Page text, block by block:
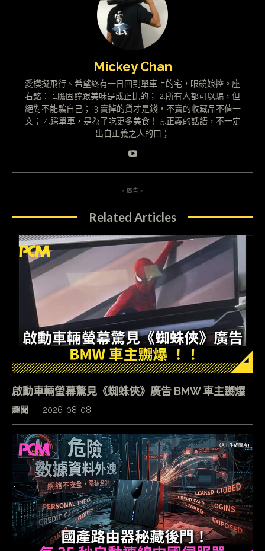
Mickey Chan
愛模擬飛行、希望終有一日回到單車上的宅，眼鏡娘控。座
右銘： 1.膽固醇跟美味是成正比的； 2.所有人都可以騙，但
絕對不能騙自己； 3.賣掉的貨才是錢，不賣的收藏品不值一
文； 4.踩單車，是為了吃更多美食！ 5.正義的話語，不一定
出自正義之人的口；
- 廣告 -
Related Articles
啟動車輛螢幕驚見《蜘蛛俠》廣告 BMW 車主嬲爆
趣聞 2026-08-08